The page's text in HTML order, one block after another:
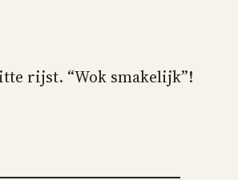
rijst. “Wok smakelijk”!